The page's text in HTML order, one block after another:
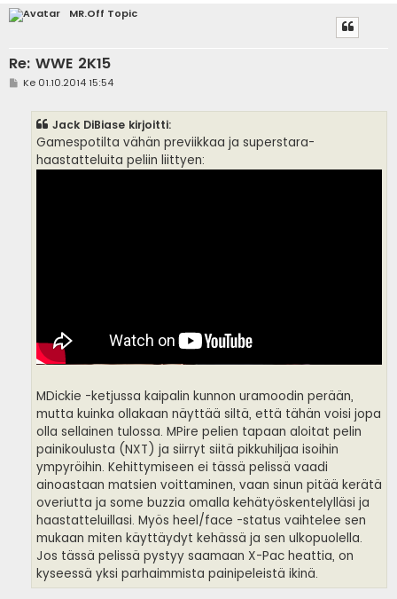
MR.Off Topic
Re: WWE 2K15
VKe 01.10.2014 15:54
Jack DiBiase kirjoitti:
Gamespotilta vähän previikkaa ja superstara-
haastatteluita peliin liittyen:
MDickie -ketjussa kaipalin kunnon uramoodin perään,
mutta kuinka ollakaan näyttää siltä, että tähän voisi jopa
olla sellainen tulossa. MPire pelien tapaan aloitat pelin
painikoulusta (NXT) ja siirryt siitä pikkuhiljaa isoihin
ympyröihin. Kehittymiseen ei tässä pelissä vaadi
ainoastaan matsien voittaminen, vaan sinun pitää kerätä
overiutta ja some buzzia omalla kehätyöskentelylläsi ja
haastatteluillasi. Myös heel/face -status vaihtelee sen
mukaan miten käyttäydyt kehässä ja sen ulkopuolella.
Jos tässä pelissä pystyy saamaan X-Pac heattia, on
kyseessä yksi parhaimmista painipeleistä ikinä.